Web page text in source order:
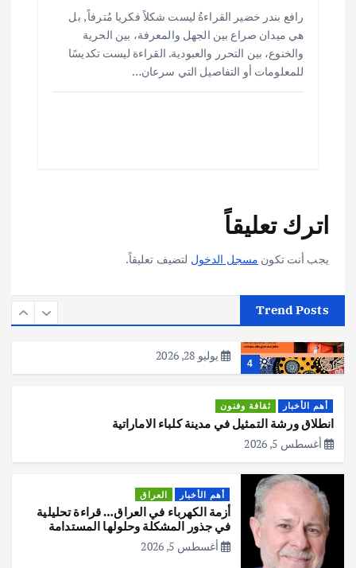
e
b
o
it
te
r
ai
l
at
s
A
ar
e
رافع بندر خضير القراءةُ ليست شكلاً فكريا مُترفاً , بل
هي ميدان صراع بين الجهل والمعرفة، بين الحرية
والخنوع، بين التحرر والعبودية. القراءة ليست تكديسًا
للمعلومات أو التفاصيل التي سرعان…
اترك تعليقاً
يجب أنت تكون مسجل الدخول لتضيف تعليقاً.
Trend Posts
أهم الأخبار ثقافة وفنون
اختتام ورشة السينوغرافيا في مدينة كلباء الاماراتية
أغسطس 3, 2026
هوي آن… مدينة الفوانيس وسحر التاريخ
4
مكتب الإحصاءات الأسترالي (ABS) يجري
عملية التعداد السكاني في11 من الشهر
يوليو 28, 2026
أهم الأخبار ثقافة وفنون
انطلاق ورشة التمثيل في مدينة كلباء الاماراتية
أغسطس 5, 2026
أهم الأخبار العراق
أزمة الكهرباء في العراق… قراءة تحليلية
في جذور المشكلة وحلولها المستدامة
أغسطس 5, 2026